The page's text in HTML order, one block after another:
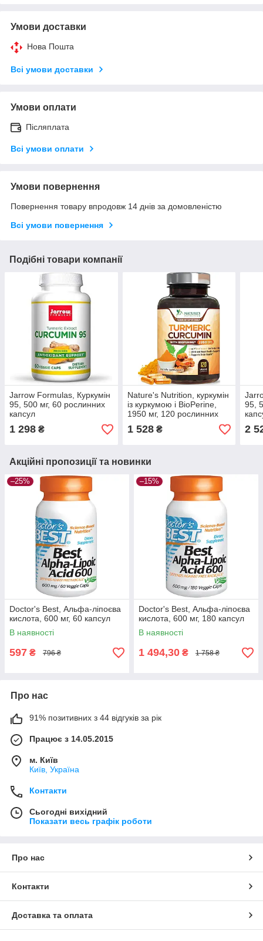
Умови доставки
Нова Пошта
Всі умови доставки
Умови оплати
Післяплата
Всі умови оплати
Умови повернення
Повернення товару впродовж 14 днів за домовленістю
Всі умови повернення
Подібні товари компанії
Jarrow Formulas, Куркумін
95, 500 мг, 60 рослинних
капсул
1 298 ₴
Nature's Nutrition, куркумін
із куркумою і BioPerine,
1950 мг, 120 рослинних
капсул
1 528₴
95,
2
Акційні пропозиції та новинки
–25%
Doctor's Best, Альфа-ліпоєва
кислота, 600 мг, 60 капсул
В наявності
597 ₴ 796 ₴
–15%
Doctor's Best, Альфа-ліпоєва
кислота, 600 мг, 180 капсул
В наявності
1 494,30 ₴ 1 758 ₴
Про нас
91% позитивних з 44 відгуків за рік
Працює з 14.05.2015
м. Київ
Київ, Україна
Контакти
Сьогодні вихідний
Показати весь графік роботи
Про нас
Контакти
Доставка та оплата